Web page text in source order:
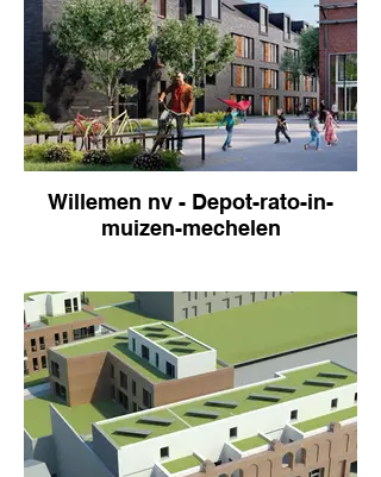
Willemen nv - Depot-rato-in-
muizen-mechelen